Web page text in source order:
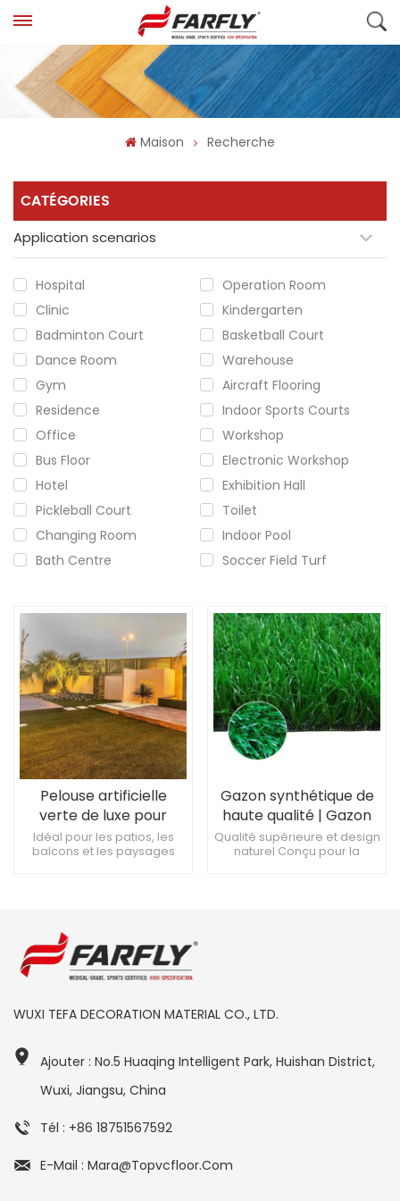
Maison Recherche
CATÉGORIES
Application scenarios
Hospital
Operation Room
Clinic
Kindergarten
Badminton Court
Basketball Court
Dance Room
Warehouse
Gym
Aircraft Flooring
Residence
Indoor Sports Courts
Office
Workshop
Bus Floor
Electronic Workshop
Hotel
Exhibition Hall
Pickleball Court
Toilet
Changing Room
Indoor Pool
Bath Centre
Soccer Field Turf
Pelouse artificielle
verte de luxe pour
l'aménagement
paysager extérieur
Idéal pour les patios, les
balcons et les paysages
des formes personnalisées
Gazon synthétique de
haute qualité | Gazon
de 3 à 5 cm pour le
sport et la terrasse
Qualité supérieure et design
naturel Conçu pour la
WUXI TEFA DECORATION MATERIAL CO., LTD.
Ajouter : No.5 Huaqing Intelligent Park, Huishan District,
Wuxi, Jiangsu, China
Tél : +86 18751567592
E-Mail : Mara@topvcfloor.com